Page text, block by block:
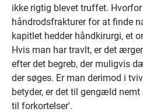
ikke rigtig blevet truffet.
håndrodsfrakturer for at finde
kapitlet hedder håndkirurgi, et
Hvis man har travlt, er det
efter det begreb, der muligvis
der søges. Er man derimod i
betyder, er det til gengæld
til forkortelser'.